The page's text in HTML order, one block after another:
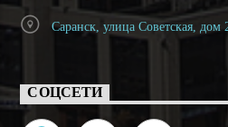
Саранск, улица Советская, дом
СОЦСЕТИ